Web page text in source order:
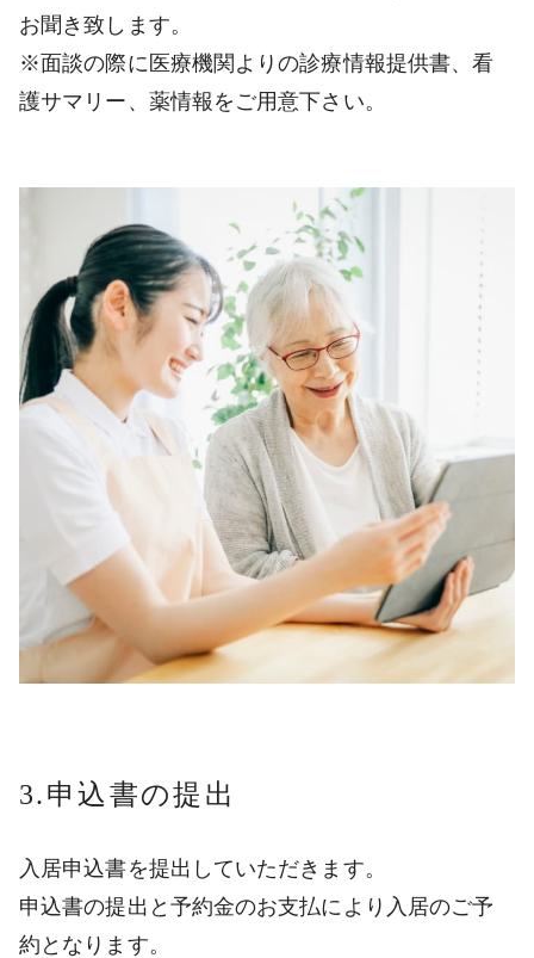
お聞き致します。
※面談の際に医療機関よりの診療情報提供書、看
護サマリー、薬情報をご用意下さい。
3.申込書の提出
入居申込書を提出していただきます。
申込書の提出と予約金のお支払により入居のご予
約となります。